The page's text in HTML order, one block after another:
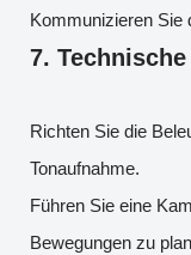
Kommunizieren Sie
7.
Richten Sie die
Tonaufnahme.
Führen Sie eine
Bewegungen zu